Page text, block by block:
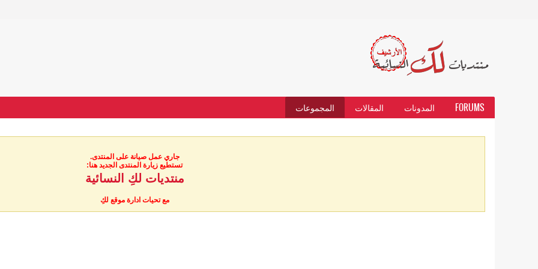
FORUMS المدونات المقالات المجموعات
جاري عمل صيانة على المنتدى.
تستطيع زيارة المنتدى الجديد هنا:
منتديات لكِ النسائية
مع تحيات ادارة موقع لكِ